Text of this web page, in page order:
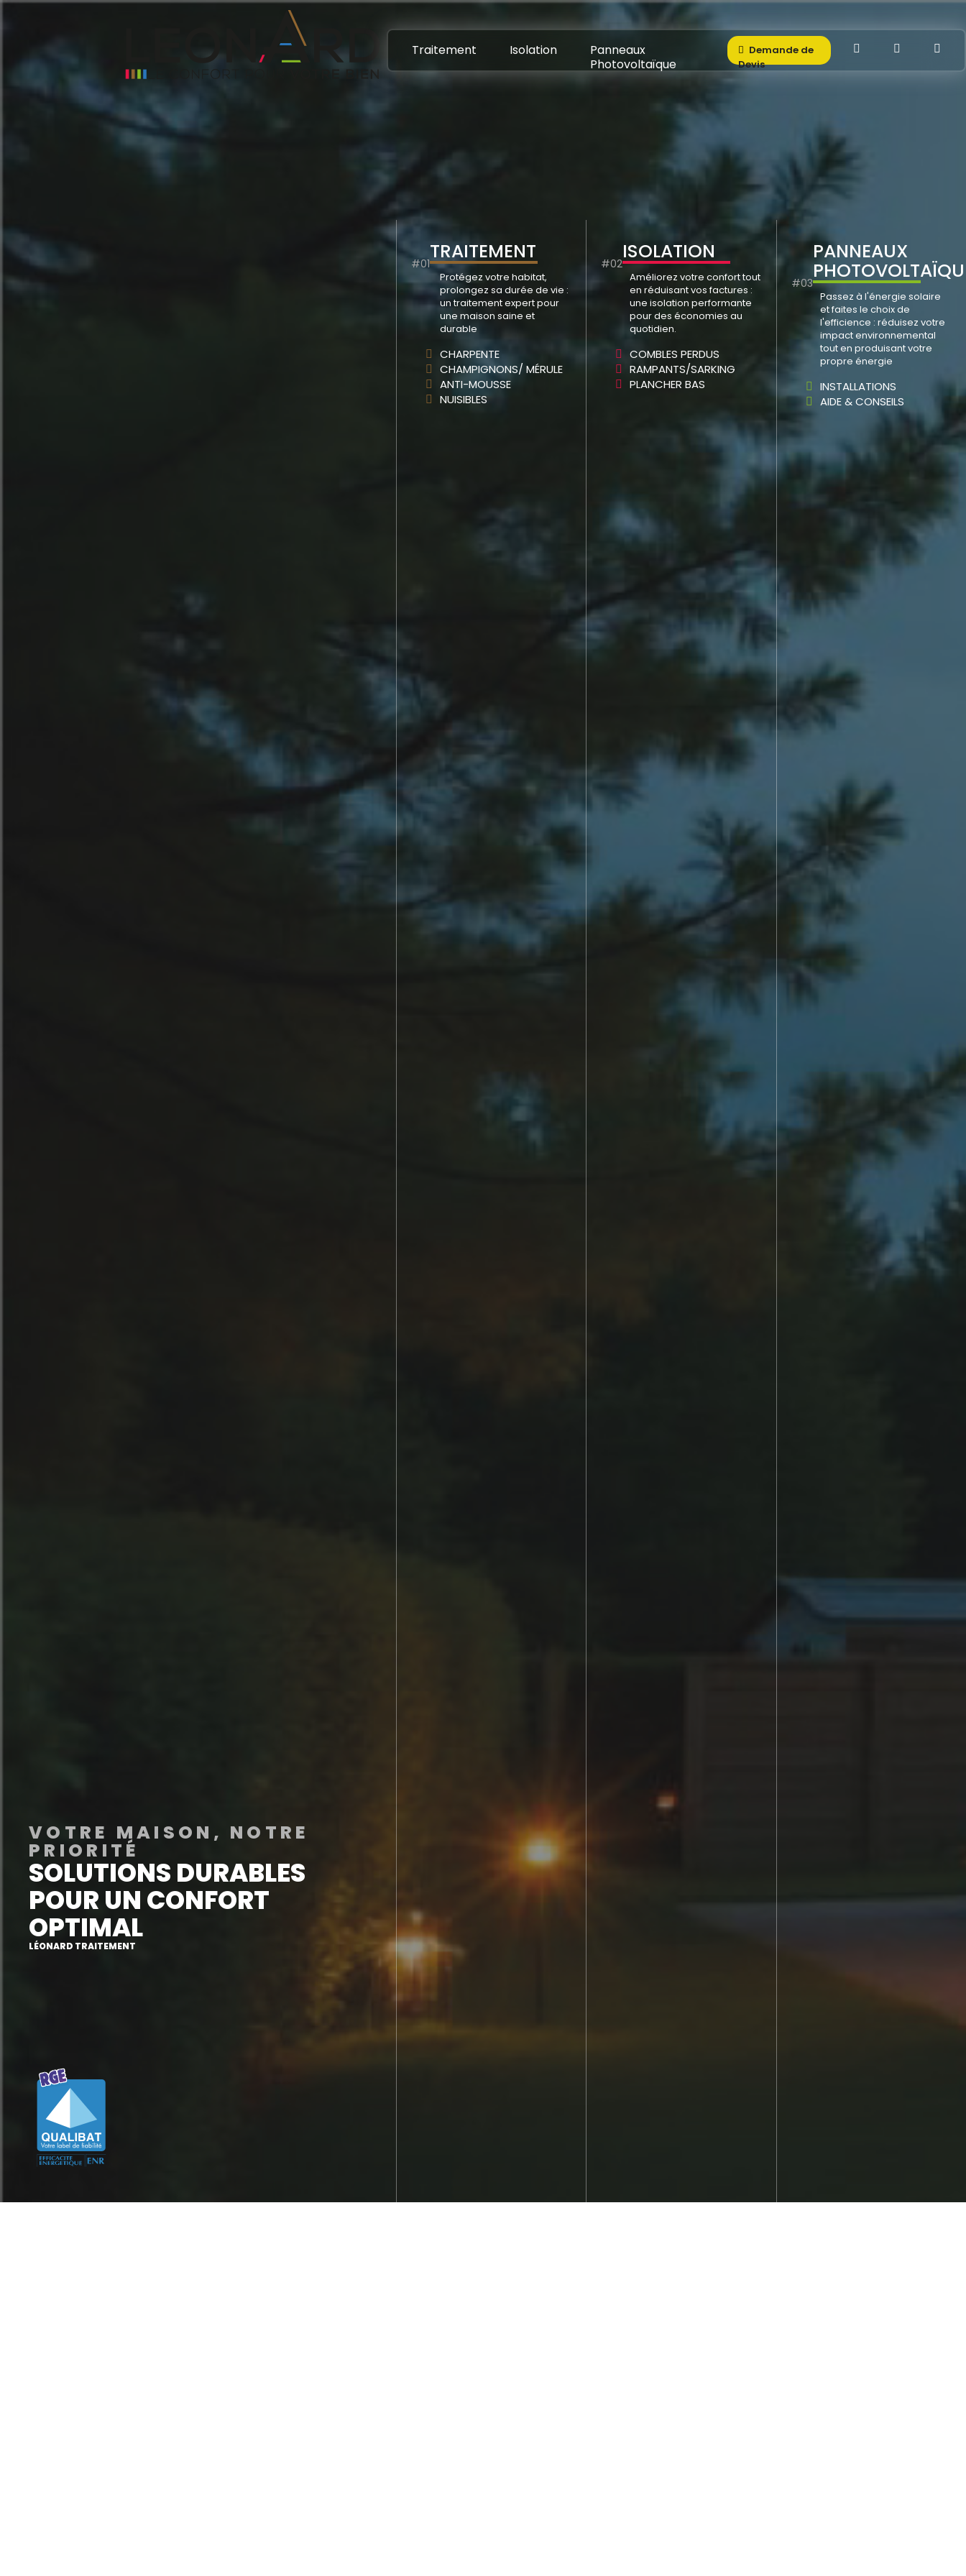
Traitement Isolation
Panneaux
Photovoltaïque
Demande de
Devis
VOTRE MAISON, NOTRE
PRIORITÉ
SOLUTIONS DURABLES
POUR UN CONFORT
OPTIMAL
LÉONARD TRAITEMENT
#01TRAITEMENT
Protégez votre habitat,
prolongez sa durée de vie :
un traitement expert pour
une maison saine et
durable
CHARPENTE
CHAMPIGNONS/ MÉRULE
ANTI-MOUSSE
NUISIBLES
#02ISOLATION
Améliorez votre confort tout
en réduisant vos factures :
une isolation performante
pour des économies au
quotidien.
COMBLES PERDUS
RAMPANTS/SARKING
PLANCHER BAS
#03
PANNEAUX
Passez à l'énergie solaire
et faites le choix de
l'efficience : réduisez votre
impact environnemental
tout en produisant votre
propre énergie
INSTALLATIONS
AIDE & CONSEILS